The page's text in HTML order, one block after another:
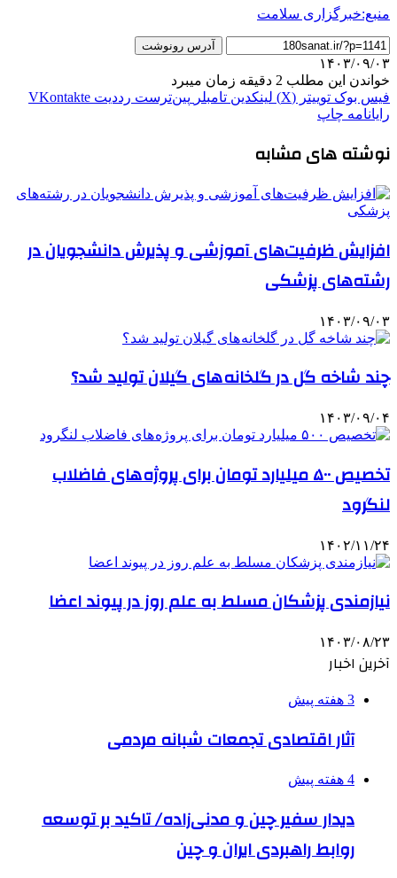
منبع:خبرگزاری سلامت
آدرس رونوشت
۱۴۰۳/۰۹/۰۳
خواندن این مطلب 2 دقیقه زمان میبرد
فیس بوک توییتر (X) لینکدین ‫تامبلر ‫پین‌ترست ‫رددیت ‫VKontakte
رایانامه چاپ
نوشته های مشابه
افزایش ظرفیت‌های آموزشی و پذیرش دانشجویان در
رشته‌های پزشکی
۱۴۰۳/۰۹/۰۳
چند شاخه گل در گلخانه های گیلان تولید شد؟
۱۴۰۳/۰۹/۰۴
تخصیص ۵۰۰ میلیارد تومان برای پروژه های فاضلاب
لنگرود
۱۴۰۲/۱۱/۲۴
نیازمندی پزشکان مسلط به علم روز در پیوند اعضا
۱۴۰۳/۰۸/۲۳
آخرین اخبار
3 هفته پیش
آثار اقتصادی تجمعات شبانه مردمی
4 هفته پیش
دیدار سفیر چین و مدنی‌زاده/ تاکید بر توسعه
روابط راهبردی ایران و چین